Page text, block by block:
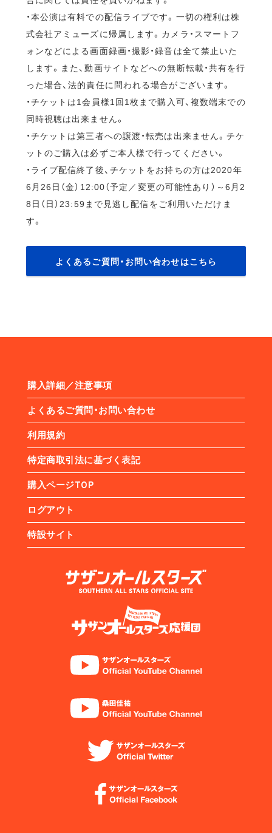
・本公演は有料での配信ライブです。一切の権利は株
式会社アミューズに帰属します。カメラ・スマートフ
ォンなどによる画面録画・撮影・録音は全て禁止いた
します。また、動画サイトなどへの無断転載・共有を行
った場合、法的責任に問われる場合がございます。
・チケットは1会員様1回1枚まで購入可、複数端末での
同時視聴は出来ません。
・チケットは第三者への譲渡・転売は出来ません。チケ
ットのご購入は必ずご本人様で行ってください。
・ライブ配信終了後、チケットをお持ちの方は2020年
6月26日（金）12:00（予定／変更の可能性あり）～6月2
8日（日）23:59まで見逃し配信をご利用いただけま
す。
よくあるご質問・お問い合わせはこちら
購入詳細／注意事項
よくあるご質問・お問い合わせ
利用規約
特定商取引法に基づく表記
購入ページTOP
ログアウト
特設サイト